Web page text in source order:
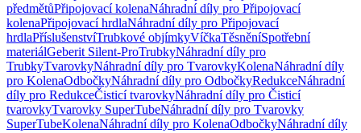
předmětůPřipojovací kolenaNáhradní díly pro Připojovací
kolenaPřipojovací hrdlaNáhradní díly pro Připojovací
hrdlaPříslušenstvíTrubkové objímkyVíčkaTěsněníSpotřební
materiálGeberit Silent-ProTrubkyNáhradní díly pro
TrubkyTvarovkyNáhradní díly pro TvarovkyKolenaNáhradní díly
pro KolenaOdbočkyNáhradní díly pro OdbočkyRedukceNáhradní
díly pro RedukceČisticí tvarovkyNáhradní díly pro Čisticí
tvarovkyTvarovky SuperTubeNáhradní díly pro Tvarovky
SuperTubeKolenaNáhradní díly pro KolenaOdbočkyNáhradní díly